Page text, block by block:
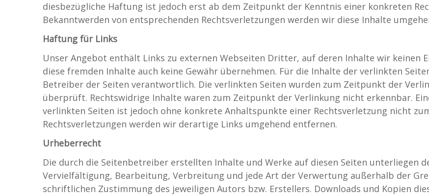
diesbezügliche Haftung ist jedoch erst ab dem Zeitpunkt der Kenntnis einer konkreten
Bekanntwerden von entsprechenden Rechtsverletzungen werden wir diese Inhalte
Haftung für Links
Unser Angebot enthält Links zu externen Webseiten Dritter, auf deren Inhalte wir keinen
diese fremden Inhalte auch keine Gewähr übernehmen. Für die Inhalte der verlinkten
Betreiber der Seiten verantwortlich. Die verlinkten Seiten wurden zum Zeitpunkt der
überprüft. Rechtswidrige Inhalte waren zum Zeitpunkt der Verlinkung nicht erkennbar.
verlinkten Seiten ist jedoch ohne konkrete Anhaltspunkte einer Rechtsverletzung nicht
Rechtsverletzungen werden wir derartige Links umgehend entfernen.
Urheberrecht
Die durch die Seitenbetreiber erstellten Inhalte und Werke auf diesen Seiten unterliegen
Vervielfältigung, Bearbeitung, Verbreitung und jede Art der Verwertung außerhalb der
schriftlichen Zustimmung des jeweiligen Autors bzw. Erstellers. Downloads und Kopien